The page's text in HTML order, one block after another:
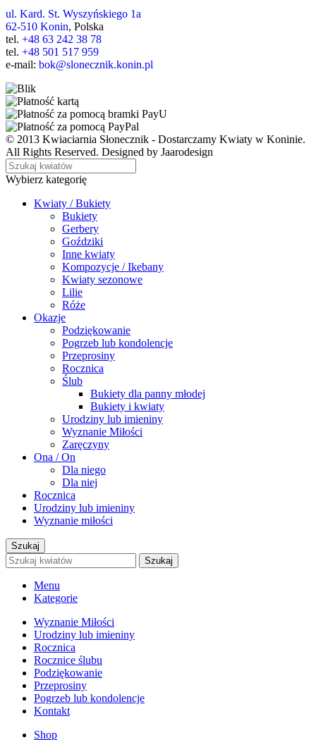
ul. Kard. St. Wyszyńskiego 1a
62-510 Konin, Polska
tel. +48 63 242 38 78
tel. +48 501 517 959
e-mail: bok@slonecznik.konin.pl
© 2013 Kwiaciarnia Słonecznik - Dostarczamy Kwiaty w Koninie.
All Rights Reserved. Designed by Jaarodesign
Wybierz kategorię
Kwiaty / Bukiety
Bukiety
Gerbery
Goździki
Inne kwiaty
Kompozycje / Ikebany
Kwiaty sezonowe
Lilie
Róże
Okazje
Podziękowanie
Pogrzeb lub kondolencje
Przeprosiny
Rocznica
Ślub
Bukiety dla panny młodej
Bukiety i kwiaty
Urodziny lub imieniny
Wyznanie Miłości
Zaręczyny
Ona / On
Dla niego
Dla niej
Rocznica
Urodziny lub imieniny
Wyznanie miłości
Szukaj
Szukaj
Menu
Kategorie
Wyznanie Miłości
Urodziny lub imieniny
Rocznica
Rocznice ślubu
Podziękowanie
Przeprosiny
Pogrzeb lub kondolencje
Kontakt
Shop